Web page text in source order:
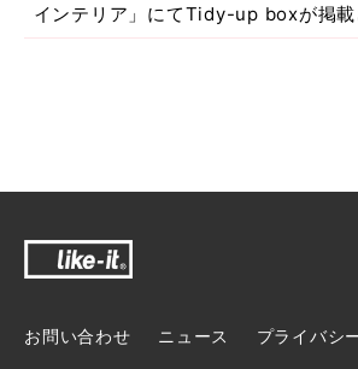
インテリア」にてTidy-up boxが掲載
お問い合わせ ニュース プライバシ